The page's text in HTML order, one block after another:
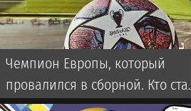
ван’т Схипу
Чемпион Европы, который
провалился в сборной. Кто стал
новым тренером Казахстана?